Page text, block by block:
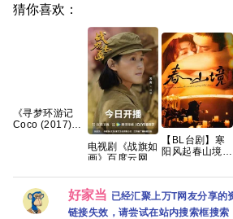
猜你喜欢：
《寻梦环游记
Coco (2017)》
电视剧《战旗如
画》百度云网盘
资源下载
【BL台剧】寒
阳风起春山境
情同性 刘竞屿
字 已更最新 夸
克
好家当 已经汇聚上万T网友分享的
链接失效，请尝试在站内搜索框搜索